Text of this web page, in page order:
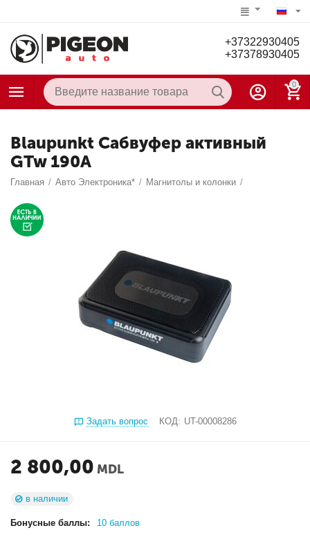
+37322930405
+37378930405
0
Blaupunkt Сабвуфер активный
GTw 190A
Главная / Авто Электроника* / Магнитолы и колонки /
Задать вопрос КОД: UT-00008286
2 800,00 MDL
в наличии
Бонусные баллы: 10 баллов